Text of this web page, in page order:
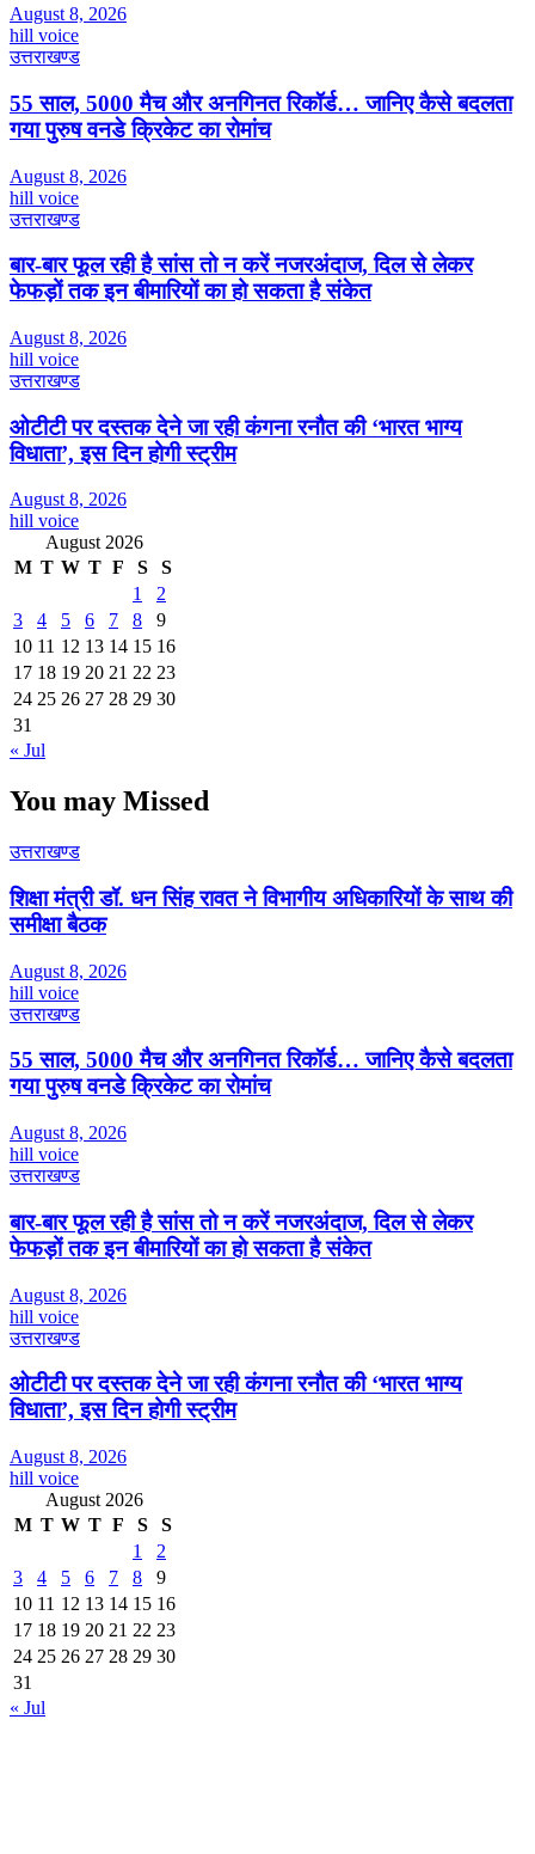
August 8, 2026
hill voice
उत्तराखण्ड
55 साल, 5000 मैच और अनगिनत रिकॉर्ड… जानिए कैसे बदलता
गया पुरुष वनडे क्रिकेट का रोमांच
August 8, 2026
hill voice
उत्तराखण्ड
बार-बार फूल रही है सांस तो न करें नजरअंदाज, दिल से लेकर
फेफड़ों तक इन बीमारियों का हो सकता है संकेत
August 8, 2026
hill voice
उत्तराखण्ड
ओटीटी पर दस्तक देने जा रही कंगना रनौत की ‘भारत भाग्य
विधाता’, इस दिन होगी स्ट्रीम
August 8, 2026
hill voice
August 2026
M T W T F S
S
1
2
3
4 5 6 7 8
9
10 11 12 13 14 15 16
17 18 19 20 21 22 23
24 25 26 27 28 29 30
31
« Jul
You may Missed
उत्तराखण्ड
शिक्षा मंत्री डॉ. धन सिंह रावत ने विभागीय अधिकारियों के साथ की
समीक्षा बैठक
August 8, 2026
hill voice
उत्तराखण्ड
55 साल, 5000 मैच और अनगिनत रिकॉर्ड… जानिए कैसे बदलता
गया पुरुष वनडे क्रिकेट का रोमांच
August 8, 2026
hill voice
उत्तराखण्ड
बार-बार फूल रही है सांस तो न करें नजरअंदाज, दिल से लेकर
फेफड़ों तक इन बीमारियों का हो सकता है संकेत
August 8, 2026
hill voice
उत्तराखण्ड
ओटीटी पर दस्तक देने जा रही कंगना रनौत की ‘भारत भाग्य
विधाता’, इस दिन होगी स्ट्रीम
August 8, 2026
hill voice
August 2026
M T W T F S
S
1
2
3
4 5 6 7 8
9
10 11 12 13 14 15 16
17 18 19 20 21 22 23
24 25 26 27 28 29 30
31
« Jul